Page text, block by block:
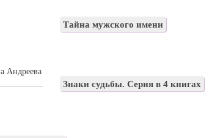
Андреева
Тайна мужского имени
Знаки судьбы. Серия в 4 книгах